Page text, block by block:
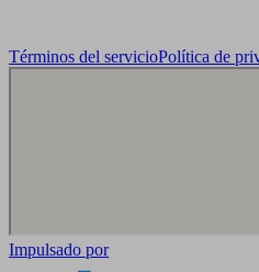
Términos del servicioPolítica de
Impulsado por